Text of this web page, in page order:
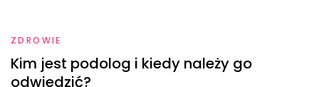
ZDROWIE
Kim jest podolog i kiedy należy go
odwiedzić?